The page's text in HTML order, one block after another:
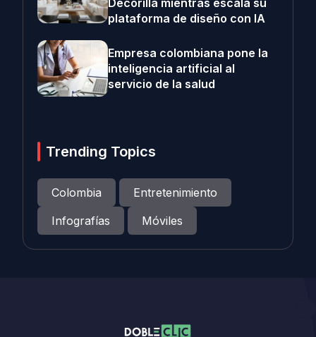
Decorilla mientras escala su
plataforma de diseño con IA
Empresa colombiana pone la
inteligencia artificial al
servicio de la salud
Trending Topics
Colombia
Entretenimiento
Infografías
Móviles